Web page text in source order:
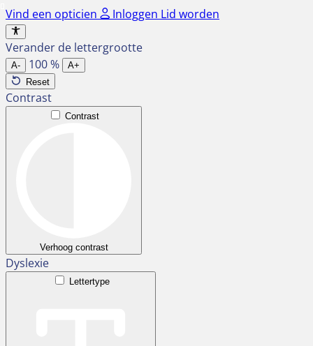
Ga
naar
de
inhoud
Vind een opticien Inloggen Lid worden
Verander de lettergrootte
A- 100%
A+
Reset
Contrast
Contrast
Verhoog contrast
Dyslexie
Lettertype